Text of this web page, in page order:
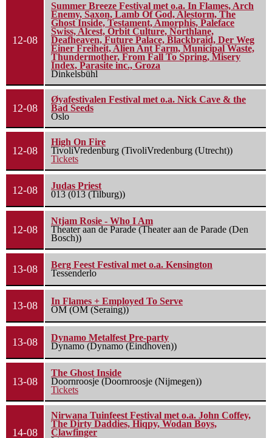
12-08
Summer Breeze Festival met o.a. In Flames, Arch
Enemy, Saxon, Lamb Of God, Alestorm, The
Ghost Inside, Testament, Amorphis, Paleface
Swiss, Alcest, Orbit Culture, Northlane,
Deafheaven, Future Palace, Blackbraid, Der Weg
Einer Freiheit, Alien Ant Farm, Municipal Waste,
Thundermother, From Fall To Spring, Misery
Index, Parasite inc., Groza
Dinkelsbühl
12-08
Øyafestivalen Festival met o.a. Nick Cave & the
Bad Seeds
Oslo
12-08
High On Fire
TivoliVredenburg (TivoliVredenburg (Utrecht))
Tickets
12-08
Judas Priest
013 (013 (Tilburg))
12-08
Ntjam Rosie - Who I Am
Theater aan de Parade (Theater aan de Parade (Den
Bosch))
13-08
Berg Feest Festival met o.a. Kensington
Tessenderlo
13-08
In Flames + Employed To Serve
OM (OM (Seraing))
13-08
Dynamo Metalfest Pre-party
Dynamo (Dynamo (Eindhoven))
13-08
The Ghost Inside
Doornroosje (Doornroosje (Nijmegen))
Tickets
14-08
Nirwana Tuinfeest Festival met o.a. John Coffey,
The Dirty Daddies, Hiqpy, Wodan Boys,
Clawfinger